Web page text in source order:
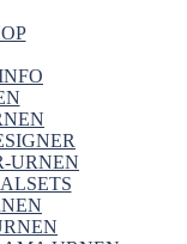
URNEN